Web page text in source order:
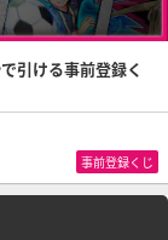
引ける事前登録く
事前登録くじ